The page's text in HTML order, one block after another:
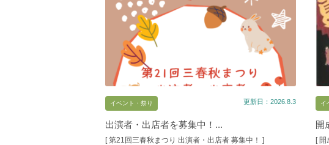
イベント・祭り
出演者・出店者を募集中！...
[ 第21回三春秋まつり 出演者・出店者 募集中！ ]
更新日：2026.8.3 イ
開
[